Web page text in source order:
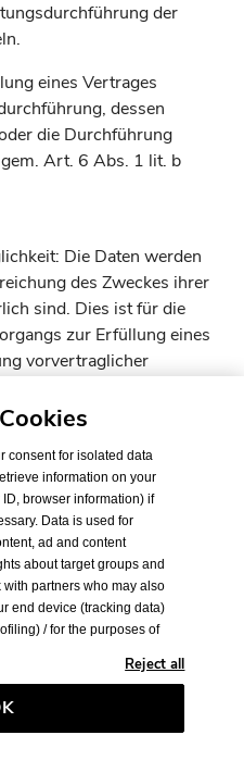
der
eines Vertrages
dessen
die Durchführung
Art. 6 Abs. 1 lit. b
Die Daten werden
des Zweckes ihrer
sind. Dies ist für die
zur Erfüllung eines
vorvertraglicher
mehr erforderlich sind.
Daten des
bestehen, um vertraglichen
nachzukommen.
und Videokonferenzen
Kunden setzen wir
Tools ein. Die im
sind unten aufgelistet.
Audiokonferenz via
Ihre personenbezogenen
des jeweiligen
consent for isolated data
information on your
browser information) if
Data is used for
ad and content
about target groups and
partners who may also
end device (tracking data)
/ for the purposes of
data, but also for its
the "Ok" button displayed
Reject all